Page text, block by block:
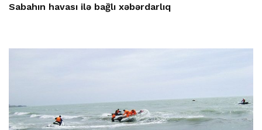
Sabahın havası ilə bağlı xəbərdarlıq